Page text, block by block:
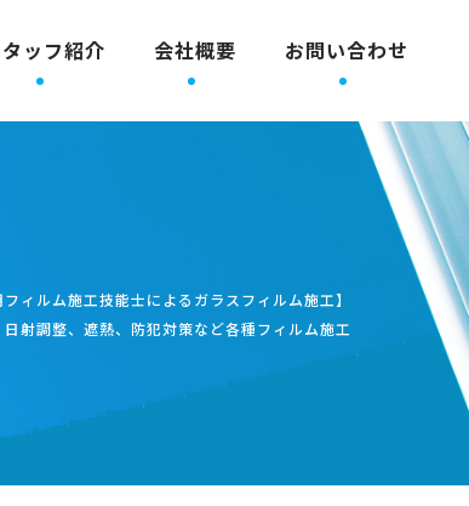
ッフ紹介 会社概要 お問い合わせ
フィルム施工技能士によるガラスフィルム施工】
射調整、遮熱、防犯対策など各種フィルム施工